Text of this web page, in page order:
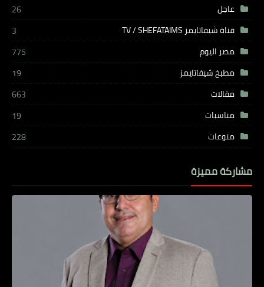
عاجل
26
قناة شيفاتايمز TV / SHEFATAIMS
3
مصر اليوم
775
مطبخ شيفاتايمز
19
مقالات
663
مناسبات
19
منوعات
228
مشاركة مميزة